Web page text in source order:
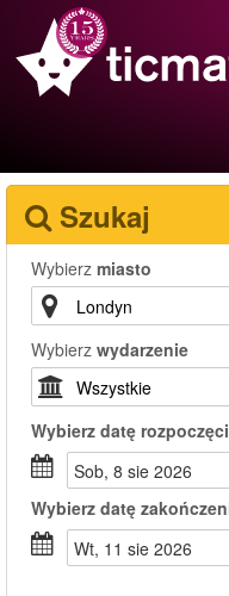
Szukaj
Wybierz miasto
Wybierz wydarzenie
Wybierz datę
sob, 8 sie 2026
Wybierz datę
wt, 11 sie 2026